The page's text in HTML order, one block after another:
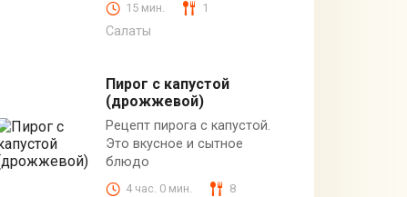
15 мин. 1
Салаты
Пирог с капустой
(дрожжевой)
Рецепт пирога с капустой.
Это вкусное и сытное
блюдо
4 час. 0 мин. 8